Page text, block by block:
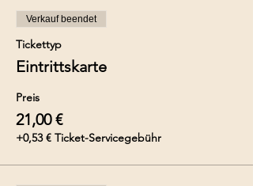
Verkauf beendet
Tickettyp
Eintrittskarte
Preis
21,00 €
+0,53 € Ticket-Servicegebühr